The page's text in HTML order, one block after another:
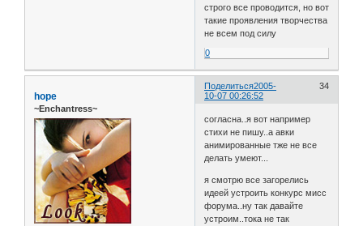
строго все проводится, но вот
такие проявления творчества
не всем под силу
0
Поделиться 34
2005-
10-07 00:26:52
hope
~Enchantress~
согласна..я вот например
стихи не пишу..а авки
анимированные тже не все
делать умеют...
я смотрю все загорелись
идеей устроить конкурс мисс
форума..ну так давайте
устроим..тока не так